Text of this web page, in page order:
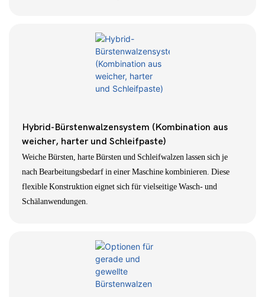
Hybrid-Bürstenwalzensystem (Kombination aus
weicher, harter und Schleifpaste)
Weiche Bürsten, harte Bürsten und Schleifwalzen lassen sich je
nach Bearbeitungsbedarf in einer Maschine kombinieren. Diese
flexible Konstruktion eignet sich für vielseitige Wasch- und
Schälanwendungen.